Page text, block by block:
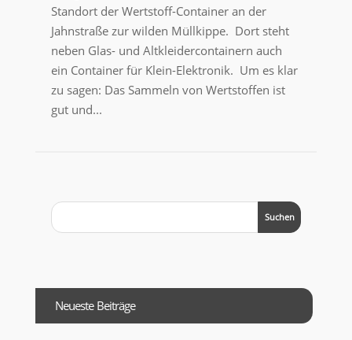
Standort der Wertstoff-Container an der
Jahnstraße zur wilden Müllkippe. Dort steht
neben Glas- und Altkleidercontainern auch
ein Container für Klein-Elektronik. Um es klar
zu sagen: Das Sammeln von Wertstoffen ist
gut und...
Neueste Beiträge